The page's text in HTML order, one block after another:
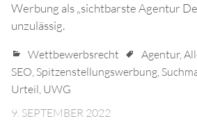
Werbung als „sichtbarste Agentur
unzulässig.
Wettbewerbsrecht Agentur,
SEO, Spitzenstellungswerbung,
Urteil, UWG
9. SEPTEMBER 2022